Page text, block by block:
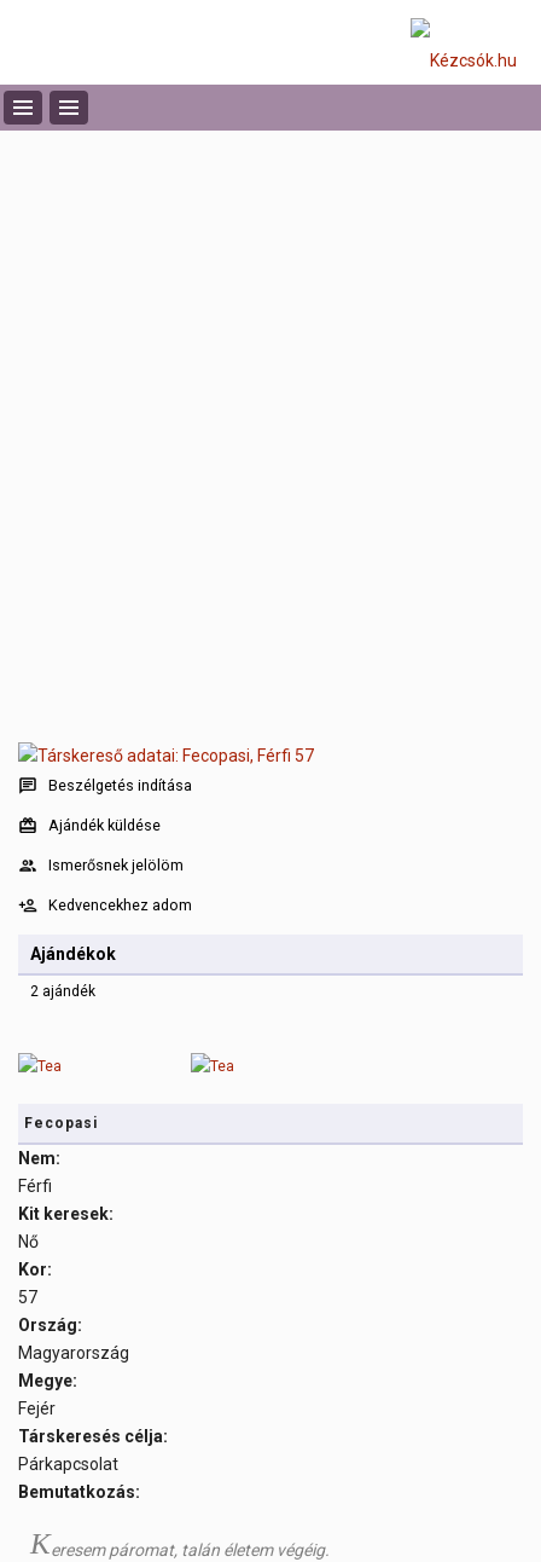
Beszélgetés indítása
Ajándék küldése
Ismerősnek jelölöm
Kedvencekhez adom
Ajándékok
2 ajándék
Fecopasi
Nem:
Férfi
Kit keresek:
Nő
Kor:
57
Ország:
Magyarország
Megye:
Fejér
Társkeresés célja:
Párkapcsolat
Bemutatkozás:
Keresem páromat, talán életem végéig.